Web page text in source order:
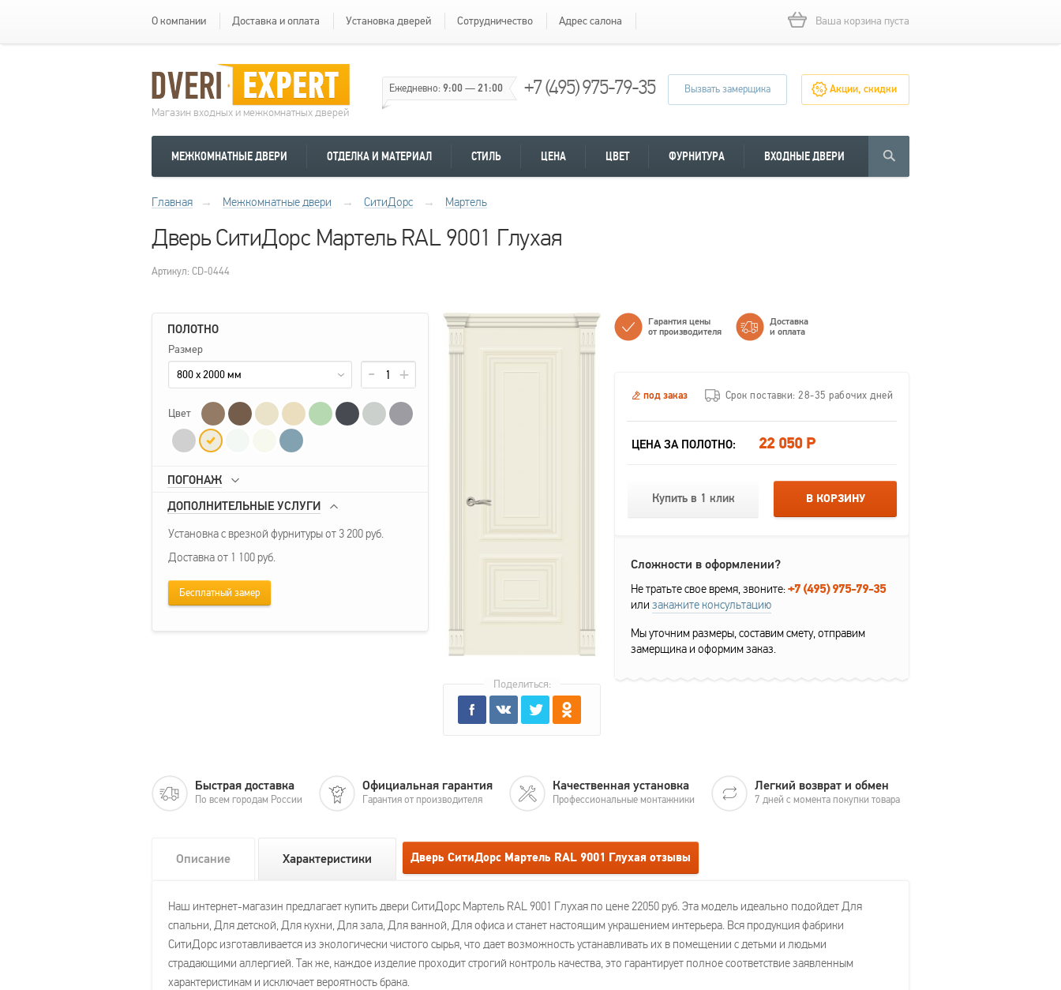
О компании Доставка и оплата Установка дверей Сотрудничество Адрес салона Ваша корзина пуста
Магазин входных и межкомнатных дверей
Ежедневно:9:00—21:00 +7 (495) 975-79-35 Вызвать замерщика Акции, скидки
МЕЖКОМНАТНЫЕ ДВЕРИ ОТДЕЛКА И МАТЕРИАЛ СТИЛЬ ЦЕНА ЦВЕТ ФУРНИТУРА ВХОДНЫЕ ДВЕРИ
Главная → Межкомнатные двери → СитиДорс → Мартель
Дверь СитиДорс Мартель RAL 9001 Глухая
Артикул: CD-0444
ПОЛОТНО
Размер
800 x 2000 мм
Цвет
ПОГОНАЖ
ДОПОЛНИТЕЛЬНЫЕ УСЛУГИ
Установка с врезкой фурнитуры от 3 200 руб.
Доставка от 1 100 руб.
Бесплатный замер
Поделиться:
Гарантия цены
от производителя
Доставка
и оплата
под заказ Срок поставки: 28-35 рабочих дней
ЦЕНА ЗА ПОЛОТНО: 22 050 Р
Купить в 1 клик В КОРЗИНУ
Сложности в оформлении?
Не тратьте свое время, звоните:+7 (495) 975-79-35
или закажите консультацию
Мы уточним размеры, составим смету, отправим
замерщика и оформим заказ.
Быстрая доставка
По всем городам России
Официальная гарантия
Гарантия от производителя
Качественная установка
Профессиональные монтажники
Легкий возврат и обмен
7 дней с момента покупки товара
Описание Характеристики Дверь СитиДорс Мартель RAL 9001 Глухая отзывы
Наш интернет-магазин предлагает купить двери СитиДорс Мартель RAL 9001 Глухая по цене 22050 руб. Эта модель идеально подойдет Для
спальни, Для детской, Для кухни, Для зала, Для ванной, Для офиса и станет настоящим украшением интерьера. Вся продукция фабрики
СитиДорс изготавливается из экологически чистого сырья, что дает возможность устанавливать их в помещении с детьми и людьми
страдающими аллергией. Так же, каждое изделие проходит строгий контроль качества, это гарантирует полное соответствие заявленным
характеристикам и исключает вероятность брака.